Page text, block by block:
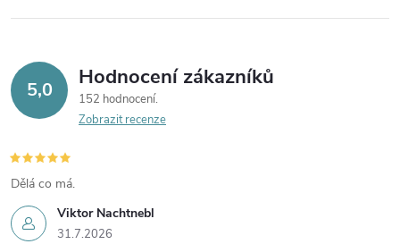
5,0 Hodnocení zákazníků
152 hodnocení
Zobrazit recenze
Viktor Nachtnebl
31.7.2026
Dělá co má.